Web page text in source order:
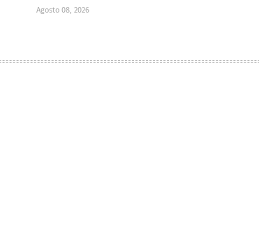
Agosto 08, 2026